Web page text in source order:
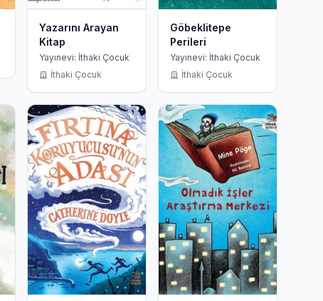
Yazarını Arayan
Kitap
Yayınevi: İthaki Çocuk
İthaki Çocuk
Göbeklitepe
Perileri
Yayınevi: İthaki Çocuk
İthaki Çocuk